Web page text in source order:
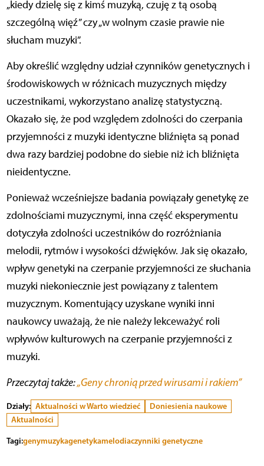
„kiedy dzielę się z kimś muzyką, czuję z tą osobą
szczególną więź” czy „w wolnym czasie prawie nie
słucham muzyki”.
Aby określić względny udział czynników genetycznych i
środowiskowych w różnicach muzycznych między
uczestnikami, wykorzystano analizę statystyczną.
Okazało się, że pod względem zdolności do czerpania
przyjemności z muzyki identyczne bliźnięta są ponad
dwa razy bardziej podobne do siebie niż ich bliźnięta
nieidentyczne.
Ponieważ wcześniejsze badania powiązały genetykę ze
zdolnościami muzycznymi, inna część eksperymentu
dotyczyła zdolności uczestników do rozróżniania
melodii, rytmów i wysokości dźwięków. Jak się okazało,
wpływ genetyki na czerpanie przyjemności ze słuchania
muzyki niekoniecznie jest powiązany z talentem
muzycznym. Komentujący uzyskane wyniki inni
naukowcy uważają, że nie należy lekceważyć roli
wpływów kulturowych na czerpanie przyjemności z
muzyki.
Przeczytaj także:„Geny chronią przed wirusami i rakiem”
Działy: Aktualności w Warto wiedzieć
Doniesienia naukowe
Aktualności
Tagi:genymuzykagenetykamelodiaczynniki genetyczne